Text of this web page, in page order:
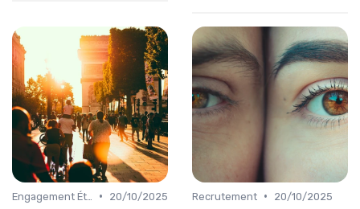
•
20/10/2025
Recrutement •
20/10/2025